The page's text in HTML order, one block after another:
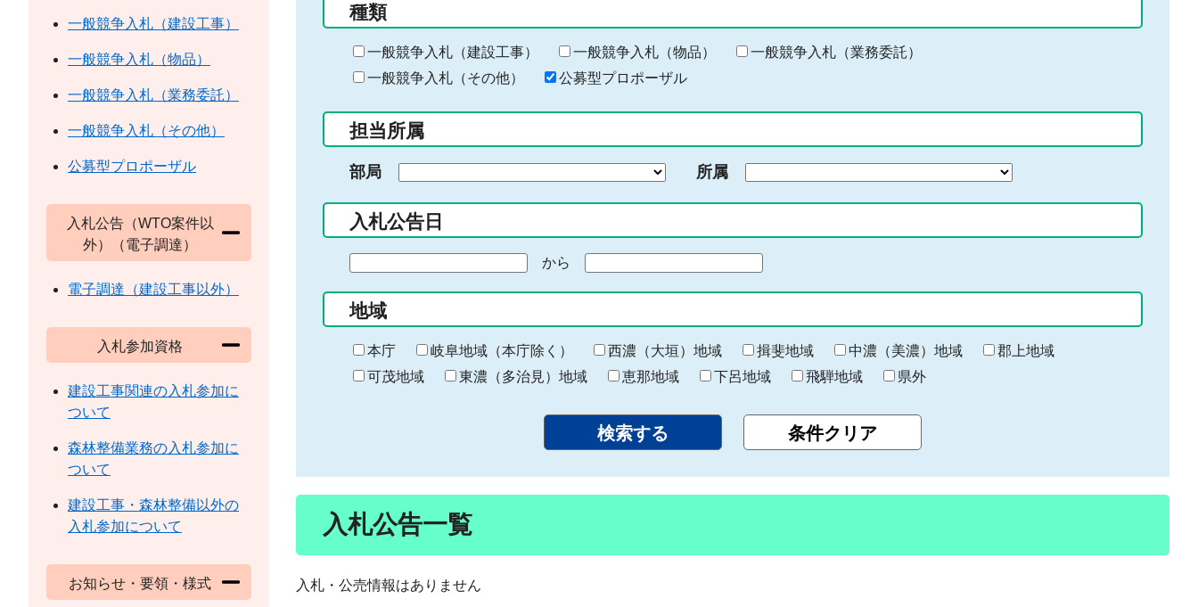
る
キ
ー
ー
入
力
種類
一般競争入札（建設工事） 一般競争入札（物品）
一般競争入札（業務委託）
一般競争入札（その他）
公募型プロポーザル
担当所属
部局 所属
入札公告日
の
始
ま
り
から
終
わ
り
地域
本庁 岐阜地域（本庁除く） 西濃（大垣）地域 揖斐地域 中濃（美濃）地域
郡上地域
可茂地域
東濃（多治見）地域 恵那地域 下呂地域 飛騨地域 県外
入札公告一覧
入札・公売情報はありません
一般競争入札（建設工事）
一般競争入札（物品）
一般競争入札（業務委託）
一般競争入札（その他）
公募型プロポーザル
入札公告（WTO案件以
外）（電子調達）
電子調達（建設工事以外）
入札参加資格
建設工事関連の入札参加に
ついて
森林整備業務の入札参加に
ついて
建設工事・森林整備以外の
入札参加について
お知らせ・要領・様式